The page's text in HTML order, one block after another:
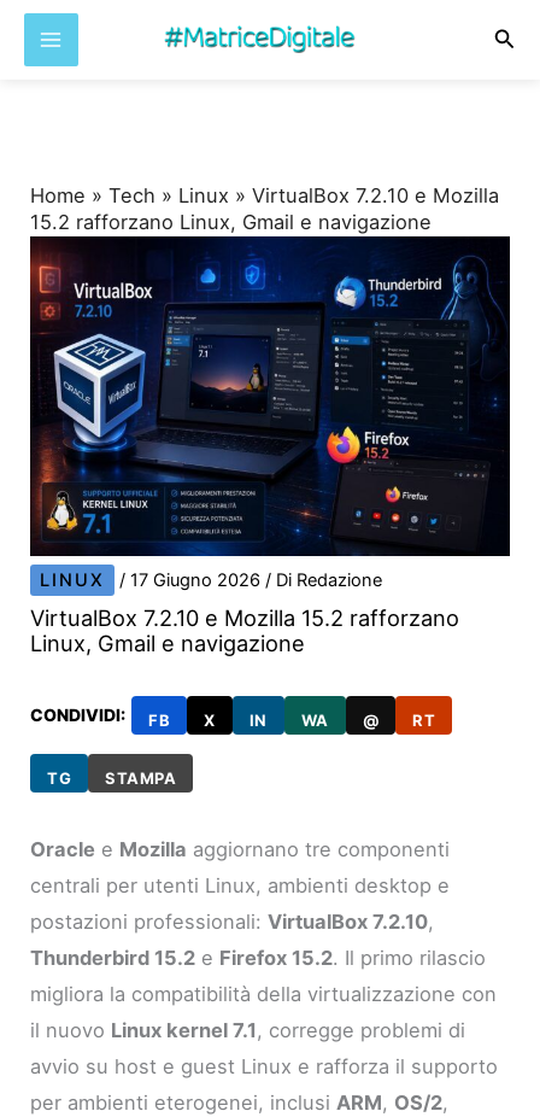
Home »Tech » Linux »VirtualBox 7.2.10 e Mozilla
15.2 rafforzano Linux, Gmail e navigazione
LINUX /17 Giugno 2026/ Di Redazione
VirtualBox 7.2.10 e Mozilla 15.2 rafforzano
Linux, Gmail e navigazione
CONDIVIDI: FB X IN WA @ RT
TG STAMPA
Oracle e Mozilla aggiornano tre componenti
centrali per utenti Linux, ambienti desktop e
postazioni professionali:VirtualBox 7.2.10,
Thunderbird 15.2 e Firefox 15.2. Il primo rilascio
migliora la compatibilità della virtualizzazione con
il nuovo Linux kernel 7.1, corregge problemi di
avvio su host e guest Linux e rafforza il supporto
per ambienti eterogenei, inclusiARM, OS/2,